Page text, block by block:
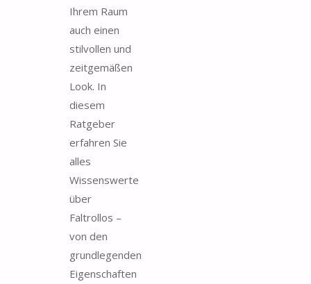
Ihrem Raum
auch einen
stilvollen und
zeitgemäßen
Look. In
diesem
Ratgeber
erfahren Sie
alles
Wissenswerte
über
Faltrollos –
von den
grundlegenden
Eigenschaften